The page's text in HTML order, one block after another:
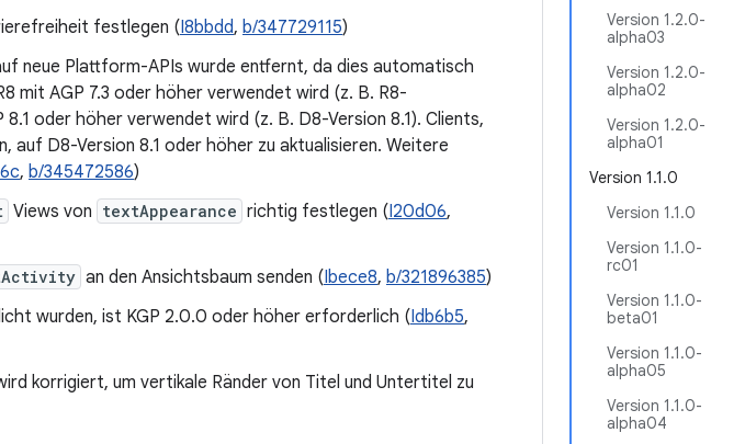
Version 1.2.0-
alpha03
Version 1.2.0-
alpha02
Version 1.2.0-
alpha01
Version 1.1.0
Version 1.1.0
Version 1.1.0-
rc01
Version 1.1.0-
beta01
Version 1.1.0-
alpha05
Version 1.1.0-
alpha04
festlegen (I8bbdd, b/347729115)
neue Plattform-APIs wurde entfernt, da dies automatisch
mit AGP 7.3 oder höher verwendet wird (z. B. R8-
8.1 oder höher verwendet wird (z. B. D8-Version 8.1). Clients,
auf D8-Version 8.1 oder höher zu aktualisieren. Weitere
, b/345472586)
Views von textAppearance richtig festlegen (I20d06,
an den Ansichtsbaum senden (Ibece8, b/321896385)
wurden, ist KGP 2.0.0 oder höher erforderlich (Idb6b5,
korrigiert, um vertikale Ränder von Titel und Untertitel zu